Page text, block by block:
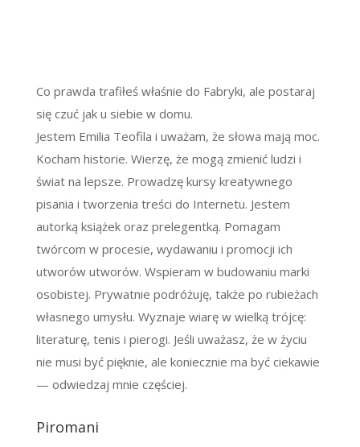
Co prawda trafiłeś właśnie do Fabryki, ale postaraj
się czuć jak u siebie w domu.
Jestem Emilia Teofila i uważam, że słowa mają moc.
Kocham historie. Wierzę, że mogą zmienić ludzi i
świat na lepsze. Prowadzę kursy kreatywnego
pisania i tworzenia treści do Internetu. Jestem
autorką książek oraz prelegentką. Pomagam
twórcom w procesie, wydawaniu i promocji ich
utworów utworów. Wspieram w budowaniu marki
osobistej. Prywatnie podróżuję, także po rubieżach
własnego umysłu. Wyznaje wiarę w wielką trójcę:
literaturę, tenis i pierogi. Jeśli uważasz, że w życiu
nie musi być pięknie, ale koniecznie ma być ciekawie
— odwiedzaj mnie częściej.
Piromani